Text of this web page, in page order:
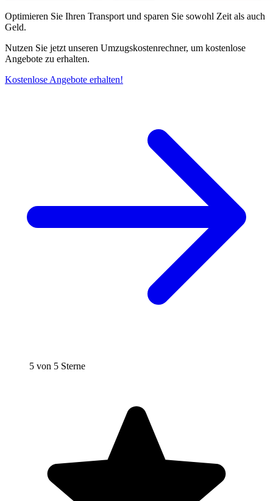
Optimieren Sie Ihren Transport und sparen Sie sowohl Zeit als auch
Geld.
Nutzen Sie jetzt unseren Umzugskostenrechner, um kostenlose
Angebote zu erhalten.
Kostenlose Angebote erhalten!
5 von 5 Sterne